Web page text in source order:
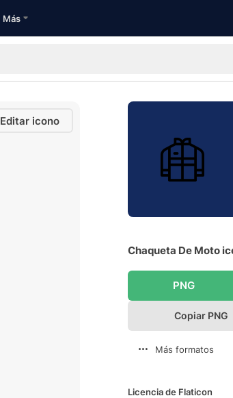
Más
Editar icono
Chaqueta De Moto
PNG
Copiar PNG
Más formatos
Licencia de Flaticon